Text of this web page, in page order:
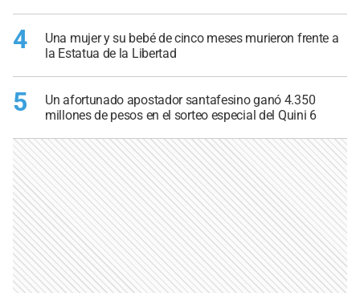
4
Una mujer y su bebé de cinco meses murieron frente a
la Estatua de la Libertad
5
Un afortunado apostador santafesino ganó 4.350
millones de pesos en el sorteo especial del Quini 6